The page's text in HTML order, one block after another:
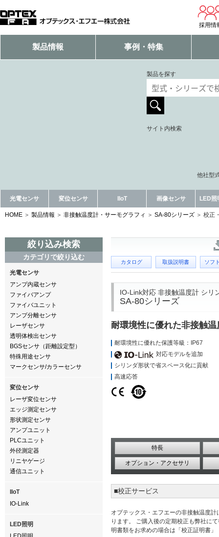
採用情
製品情報 事例・特集
製品を探す
サイト内検索
他社型
光電センサ 変位センサ IIoT 画像センサ LED照
HOME 製品情報 非接触温度計・サーモグラフィ SA-80シリーズ 校正
絞り込み検索
カテゴリで絞り込む
光電センサ
アンプ内蔵センサ
ファイバアンプ
ファイバユニット
アンプ分離センサ
レーザセンサ
透明体検出センサ
BGSセンサ（距離設定型）
特殊用途センサ
マークセンサ/カラーセンサ
変位センサ
レーザ変位センサ
エッジ測定センサ
形状測定センサ
アンプユニット
PLCユニット
外径測定器
リニヤゲージ
通信ユニット
IIoT
IO-Link
LED照明
カタログ 取扱説明書 ソフ
IO-Link対応 非接触温度計 シリ
SA-80シリーズ
耐環境性に優れた非接触温
耐環境性に優れた保護等級：IP67
対応モデルを追加
シリンダ形状で省スペース化に貢献
高速応答
特長
オプション・アクセサリ
■校正サービス
オプテックス・エフエーの非接触温度
ります。 ご購入後の定期校正も弊社に
明書類をお求めの場合は「校正証明書